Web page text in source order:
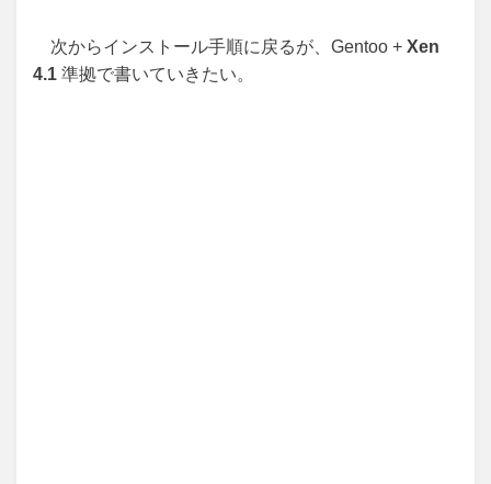
次からインストール手順に戻るが、Gentoo + Xen
4.1 準拠で書いていきたい。